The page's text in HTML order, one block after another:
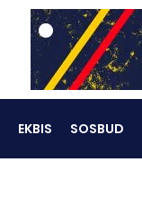
EKBIS SOSBUD